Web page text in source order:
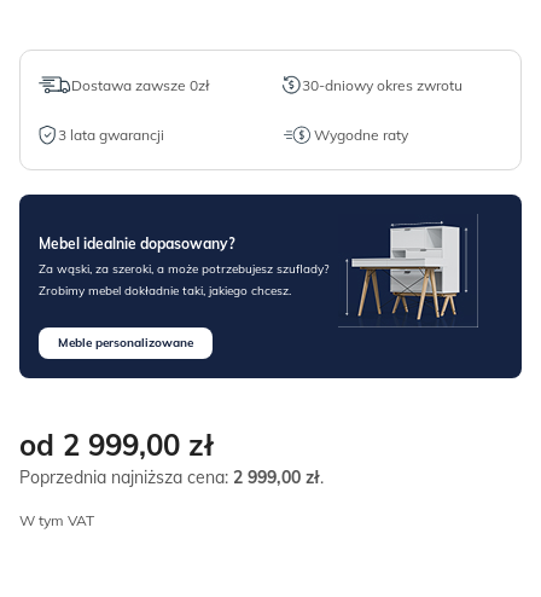
Dostawa zawsze 0zł 30-dniowy okres zwrotu
3 lata gwarancji Wygodne raty
Mebel idealnie dopasowany?
Za wąski, za szeroki, a może potrzebujesz szuflady?
Zrobimy mebel dokładnie taki, jakiego chcesz.
Meble personalizowane
od 2 999,00 zł
Poprzednia najniższa cena: 2 999,00 zł.
W tym VAT